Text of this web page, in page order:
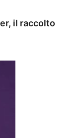
il raccolto